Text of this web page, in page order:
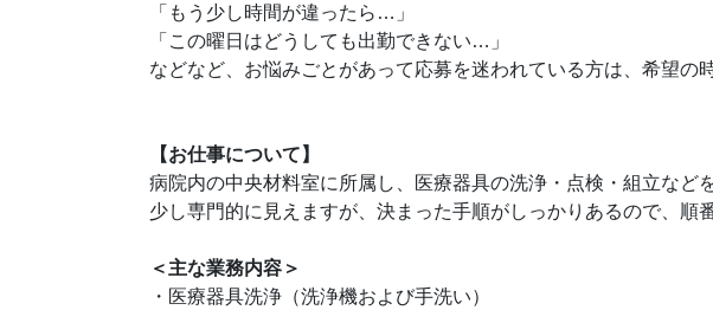
「もう少し時間が違ったら…」
「この曜日はどうしても出勤できない…」
などなど、お悩みごとがあって応募を迷われている方は、希望の
【お仕事について】
病院内の中央材料室に所属し、医療器具の洗浄・点検・組立など
少し専門的に見えますが、決まった手順がしっかりあるので、順
＜主な業務内容＞
・医療器具洗浄（洗浄機および手洗い）